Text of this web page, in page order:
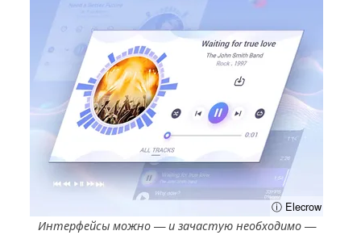
ⓘ Elecrow
Интерфейсы можно — и зачастую необходимо —